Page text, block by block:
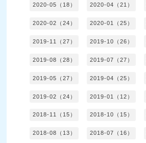
2020-05（18） 2020-04（21）
2020-02（24） 2020-01（25）
2019-11（27） 2019-10（26）
2019-08（28） 2019-07（27）
2019-05（27） 2019-04（25）
2019-02（24） 2019-01（12）
2018-11（15） 2018-10（15）
2018-08（13） 2018-07（16）